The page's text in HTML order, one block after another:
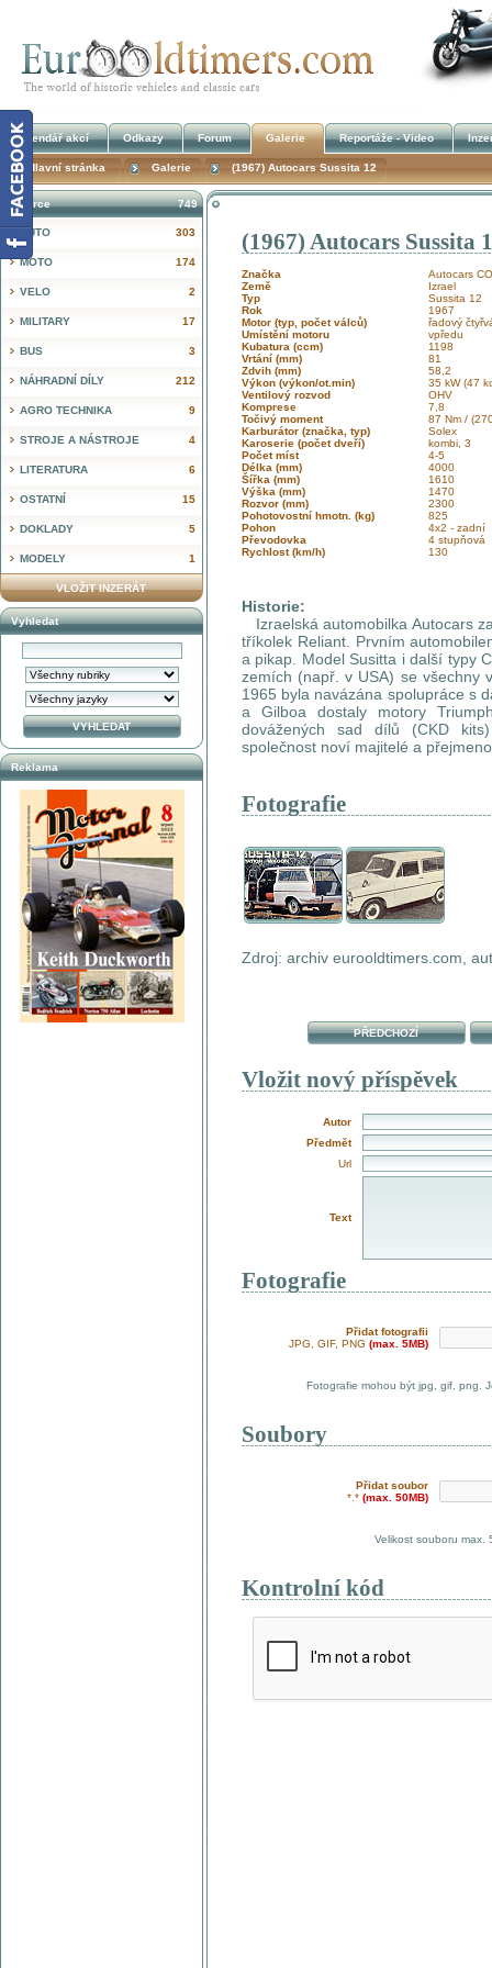
(1967) Autocars Sussita
Značka
Autocars
Země
Izrael
Typ
Sussita 12
Rok
1967
Motor (typ, počet válců)
řadový
Umístění motoru
vpředu
Kubatura (ccm)
1198
Vrtání (mm)
81
Zdvih (mm)
58,2
Výkon (výkon/ot.min)
35 kW (47
Ventilový rozvod
OHV
Komprese
7,8
Točivý moment
87 Nm /
Karburátor (značka, typ)
Solex
Karoserie (počet dveří)
kombi, 3
Počet míst
4-5
Délka (mm)
4000
Šířka (mm)
1610
Výška (mm)
1470
Rozvor (mm)
2300
Pohotovostní hmotn. (kg)
825
Pohon
4x2 - zadní
Převodovka
4 stupňová
Rychlost (km/h)
130
Historie:
Izraelská automobilka Autocars
tříkolek Reliant. Prvním
a pikap. Model Susitta i další typy
zemích (např. v USA) se všechny
1965 byla navázána spolupráce s
a Gilboa dostaly motory
dovážených sad dílů (CKD
společnost noví majitelé a
Fotografie
Zdroj: archiv eurooldtimers.com,
PŘEDCHOZÍ
Vložit nový příspěvek
Autor
Předmět
Url
Text
Fotografie
Přidat fotografii
JPG, GIF, PNG (max. 5MB)
Fotografie mohou být jpg, gif, png.
Soubory
Přidat soubor
*.* (max. 50MB)
Velikost souboru max.
Kontrolní kód
749
Inzerce
303
AUTO
174
MOTO
2
VELO
17
MILITARY
3
BUS
212
NÁHRADNÍ DÍLY
9
AGRO TECHNIKA
4
STROJE A NÁSTROJE
6
LITERATURA
15
OSTATNÍ
5
DOKLADY
1
MODELY
VLOŽIT INZERÁT
Vyhledat
Reklama
Kalendář akcí Odkazy Forum Galerie Reportáže - Video
Hlavní stránka Galerie (1967) Autocars Sussita 12